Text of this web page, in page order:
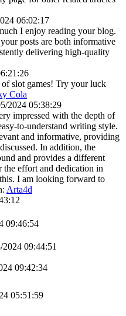
06:02:17
I enjoy reading your blog.
posts are both informative
delivering high-quality
slot games! Try your luck
Cola
2024 05:38:29
impressed with the depth of
to-understand writing style.
and informative, providing
In addition, the
and provides a different
effort and dedication in
I am looking forward to
Arta4d
09:46:54
09:44:51
09:42:34
05:51:59